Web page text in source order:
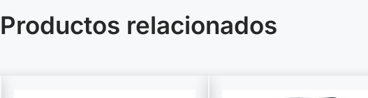
Productos relacionados